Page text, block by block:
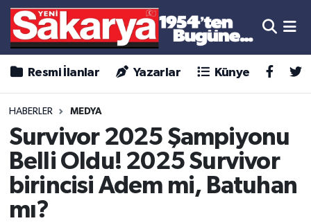
Resmi İlanlar Yazarlar Künye
HABERLER MEDYA
Survivor 2025 Şampiyonu
Belli Oldu! 2025 Survivor
birincisi Adem mi, Batuhan
mı?